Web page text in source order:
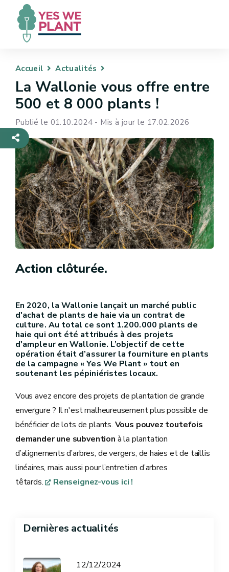
Accueil Actualités
La Wallonie vous offre entre
500 et 8 000 plants !
Publié le 01.10.2024 - Mis à jour le 17.02.2026
Action clôturée.
En 2020, la Wallonie lançait un marché public
d'achat de plants de haie via un contrat de
culture. Au total ce sont 1.200.000 plants de
haie qui ont été attribués à des projets
d'ampleur en Wallonie. L’objectif de cette
opération était d’assurer la fourniture en plants
de la campagne « Yes We Plant » tout en
soutenant les pépiniéristes locaux.
Vous avez encore des projets de plantation de grande
envergure ? Il n'est malheureusement plus possible de
bénéficier de lots de plants. Vous pouvez toutefois
demander une subvention à la plantation
d’alignements d’arbres, de vergers, de haies et de taillis
linéaires, mais aussi pour l’entretien d’arbres
têtards.
Renseignez-vous ici !
Dernières actualités
12/12/2024